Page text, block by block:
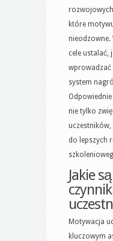
które
nieodzowne.
cele ustalać,
system
nie tylko
do lepszych
Jakie
Motywacja
kluczowym